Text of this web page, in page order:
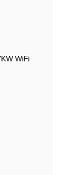
WiFi